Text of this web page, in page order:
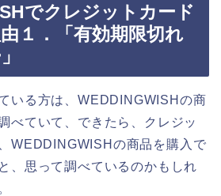
でクレジットカード
１．「有効期限切れ
いる方は、WEDDINGWISHの商
べていて、できたら、クレジッ
WEDDINGWISHの商品を購入で
、思って調べているのかもしれ